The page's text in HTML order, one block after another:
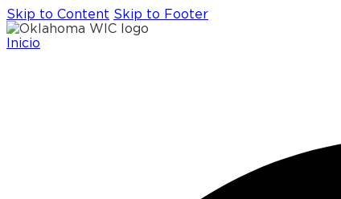
Skip to Content Skip to Footer
Inicio